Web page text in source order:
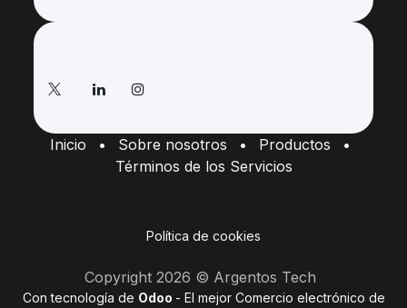
Inicio • Sobre nosotros • Productos
•
Términos de los Servicios
Política de cookies
Copyright 2026 © Argentos Tech
Con tecnología de Odoo - El mejor Comercio electrónico de